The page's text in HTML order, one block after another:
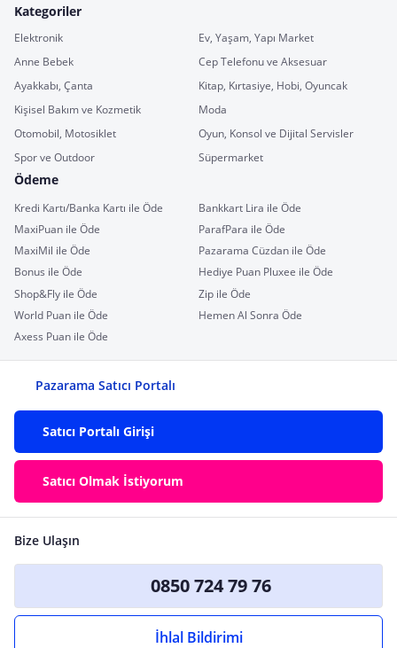
Kategoriler
Elektronik
Ev, Yaşam, Yapı Market
Anne Bebek
Cep Telefonu ve Aksesuar
Ayakkabı, Çanta
Kitap, Kırtasiye, Hobi, Oyuncak
Kişisel Bakım ve Kozmetik
Moda
Otomobil, Motosiklet
Oyun, Konsol ve Dijital Servisler
Spor ve Outdoor
Süpermarket
Ödeme
Kredi Kartı/Banka Kartı ile Öde
Bankkart Lira ile Öde
MaxiPuan ile Öde
ParafPara ile Öde
MaxiMil ile Öde
Pazarama Cüzdan ile Öde
Bonus ile Öde
Hediye Puan Pluxee ile Öde
Shop&Fly ile Öde
Zip ile Öde
World Puan ile Öde
Hemen Al Sonra Öde
Axess Puan ile Öde
Pazarama Satıcı Portalı
Satıcı Portalı Girişi
Satıcı Olmak İstiyorum
Bize Ulaşın
0850 724 79 76
İhlal Bildirimi